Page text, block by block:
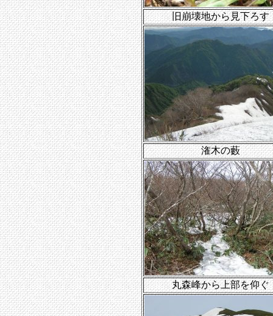
旧崩壊地から見下ろす
潅木の藪
丸森峰から上部を仰ぐ